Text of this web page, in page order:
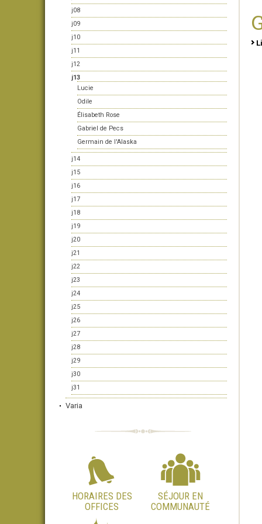
j08
j09
j10
j11
j12
j13
Lucie
Odile
Élisabeth Rose
Gabriel de Pecs
Germain de l'Alaska
j14
j15
j16
j17
j18
j19
j20
j21
j22
j23
j24
j25
j26
j27
j28
j29
j30
j31
Varia
HORAIRES DES
OFFICES
SÉJOUR EN
COMMUNAUTÉ